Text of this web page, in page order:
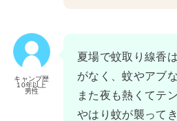
キャンプ歴
10年以上
男性
夏場で蚊取り線香
がなく、蚊やアブ
また夜も熱くてテ
やはり蚊が襲って